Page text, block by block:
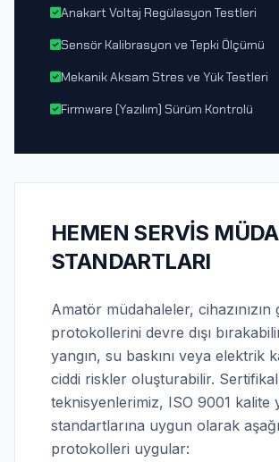
Anakart Voltaj Regülasyon Testleri
Sensör Kalibrasyon ve Tepki Ölçümü
Mekanik Aksam Stres ve Yük Testleri
Firmware (Yazılım) Sürüm Kontrolü
HEMEN SERVIS
STANDARTLARI
Amatör müdahaleler, cihazınızın
protokollerini devre dışı
yangın, su baskını veya elektrik
ciddi riskler oluşturabilir.
teknisyenlerimiz, ISO 9001 kalite
standartlarına uygun olarak
protokolleri uygular: